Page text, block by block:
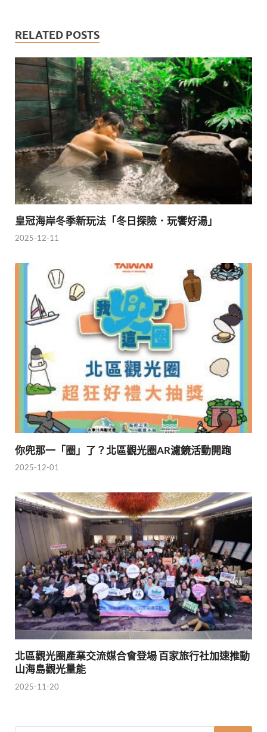
RELATED POSTS
皇冠海岸冬季新玩法「冬日探險．玩饗好湯」
2025-12-11
你兜那一「圈」了？北區觀光圈AR濾鏡活動開跑
2025-12-01
北區觀光圈產業交流媒合會登場 百家旅行社加速推動
山海島觀光量能
2025-11-20